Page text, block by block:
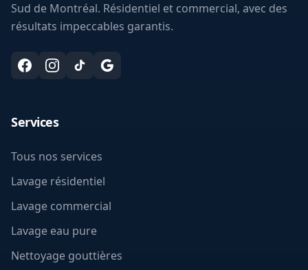
Sud de Montréal. Résidentiel et commercial, avec des
résultats impeccables garantis.
Services
Tous nos services
Lavage résidentiel
Lavage commercial
Lavage eau pure
Nettoyage gouttières